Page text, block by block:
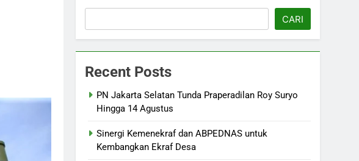
CARI
Recent Posts
PN Jakarta Selatan Tunda Praperadilan Roy Suryo
Hingga 14 Agustus
Sinergi Kemenekraf dan ABPEDNAS untuk
Kembangkan Ekraf Desa